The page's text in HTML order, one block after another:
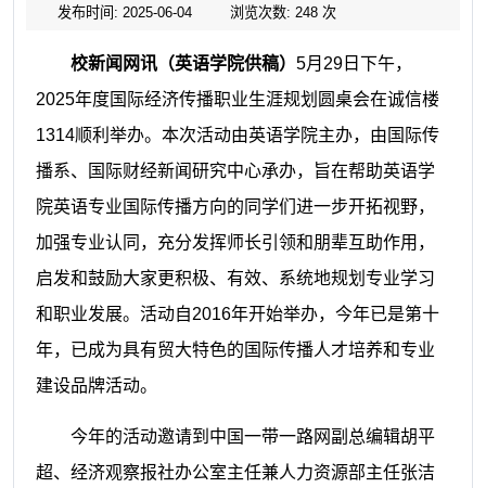
发布时间: 2025-06-04 浏览次数: 248次
校新闻网讯（英语学院供稿） 5月29日下午，
2025年度国际经济传播职业生涯规划圆桌会在诚信楼
1314顺利举办。本次活动由英语学院主办，由国际传
播系、国际财经新闻研究中心承办，旨在帮助英语学
院英语专业国际传播方向的同学们进一步开拓视野，
加强专业认同，充分发挥师长引领和朋辈互助作用，
启发和鼓励大家更积极、有效、系统地规划专业学习
和职业发展。活动自2016年开始举办，今年已是第十
年，已成为具有贸大特色的国际传播人才培养和专业
建设品牌活动。
今年的活动邀请到中国一带一路网副总编辑胡平
超、经济观察报社办公室主任兼人力资源部主任张洁